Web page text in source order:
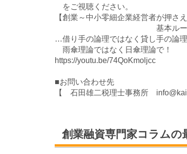
をご視聴ください。
【創業～中小零細企業経営者が押さ
基本ルール１０！と
…借り手の論理ではなく貸し手の論理
雨傘理論ではなく日傘理論で！
https://youtu.be/74QoKmoljcc
■お問い合わせ先
【 石田雄二税理士事務所
創業融資専門家コラムの